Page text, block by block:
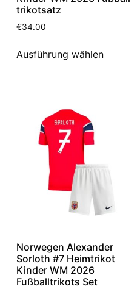
trikotsatz
€34.00
Ausführung wählen
Norwegen Alexander
Sorloth #7 Heimtrikot
Kinder WM 2026
Fußballtrikots Set